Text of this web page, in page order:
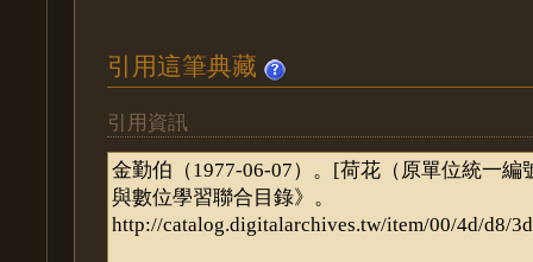
引用這筆典藏
引用資訊